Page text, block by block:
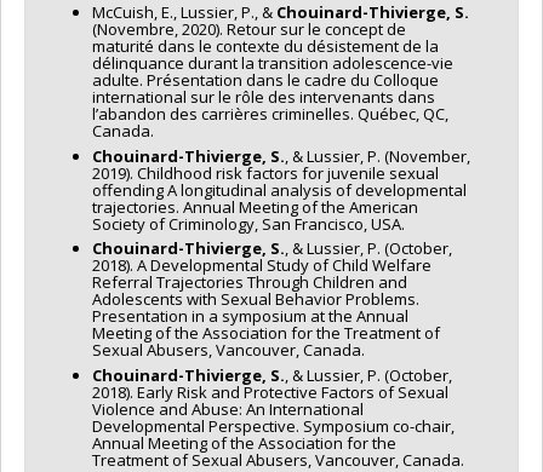
McCuish, E., Lussier, P., & Chouinard-Thivierge, S.
(Novembre, 2020). Retour sur le concept de
maturité dans le contexte du désistement de la
délinquance durant la transition adolescence-vie
adulte. Présentation dans le cadre du Colloque
international sur le rôle des intervenants dans
l’abandon des carrières criminelles. Québec, QC,
Canada.
Chouinard-Thivierge, S., & Lussier, P. (November,
2019). Childhood risk factors for juvenile sexual
offending A longitudinal analysis of developmental
trajectories. Annual Meeting of the American
Society of Criminology, San Francisco, USA.
Chouinard-Thivierge, S., & Lussier, P. (October,
2018). A Developmental Study of Child Welfare
Referral Trajectories Through Children and
Adolescents with Sexual Behavior Problems.
Presentation in a symposium at the Annual
Meeting of the Association for the Treatment of
Sexual Abusers, Vancouver, Canada.
Chouinard-Thivierge, S., & Lussier, P. (October,
2018). Early Risk and Protective Factors of Sexual
Violence and Abuse: An International
Developmental Perspective. Symposium co-chair,
Annual Meeting of the Association for the
Treatment of Sexual Abusers, Vancouver, Canada.